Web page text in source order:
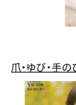
爪・ゆび・手の